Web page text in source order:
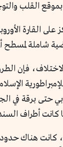
القلب
على القارة
شاملة
فإن
للإمبراطورية
حتى برقة في
كانت أطراف
هناك حدود